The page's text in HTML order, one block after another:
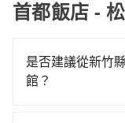
首都飯店 -
是否建議從新竹
館？